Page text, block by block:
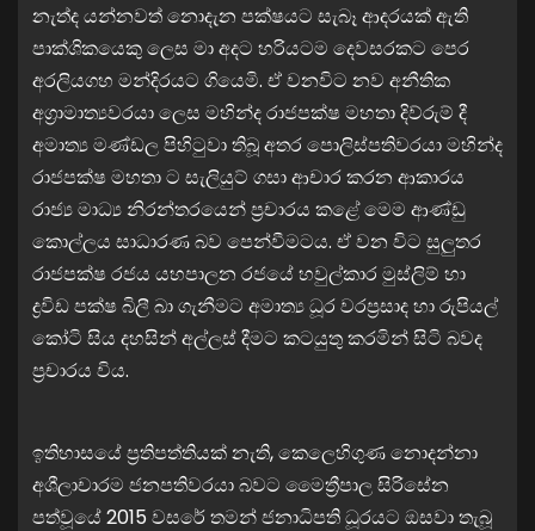
නැත්ද යන්නවත් නොදැන පක්ෂයට සැබෑ ආදරයක් ඇති
පාක්ශිකයෙකු ලෙස මා අදට හරියටම දෙවසරකට පෙර
අරලියගහ මන්දිරයට ගියෙමි. ඒ වනවිට නව අනීතික
අග්‍රාමාත්‍යවරයා ලෙස මහින්ද රාජපක්ෂ මහතා දිව්රුම් දී
අමාත්‍ය මණ්ඩල පිහිටුවා තිබූ අතර පොලිස්පතිවරයා මහින්ද
රාජපක්ෂ මහතා ට සැලියුට් ගසා ආචාර කරන ආකාරය
රාජ්‍ය මාධ්‍ය නිරන්තරයෙන් ප්‍රචාරය කළේ මෙම ආණ්ඩු
කොල්ලය සාධාරණ බව පෙන්වීමටය. ඒ වන විට සුලුතර
රාජපක්ෂ රජය යහපාලන රජයේ හවුල්කාර මුස්ලිම් හා
ද්‍රවිඩ පක්ෂ බිලී බා ගැනීමට අමාත්‍ය ධූර වරප්‍රසාද හා රුපියල්
කෝටි සිය දහසින් අල්ලස් දීමට කටයුතු කරමින් සිටි බවද
ප්‍රචාරය විය.
ඉතිහාසයේ ප්‍රතිපත්තියක් නැති, කෙලෙහිගුණ නොදන්නා
අශීලාචාරම ජනපතිවරයා බවට මෛත්‍රීපාල සිරිසේන
පත්වූයේ 2015 වසරේ තමන් ජනාධිපති ධූරයට ඔසවා තැබූ